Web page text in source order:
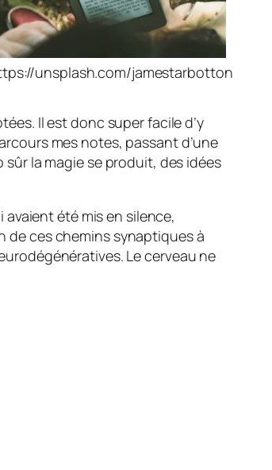
unsplash.com/jamestarbotton
Il est donc super facile d’y
mes notes, passant d’une
la magie se produit, des idées
avaient été mis en silence,
de ces chemins synaptiques à
Le cerveau ne